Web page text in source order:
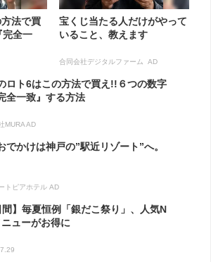
法で買
完全一
宝くじ当たる人だけがやって
いること、教えます
合同会社デジタルファーム AD
ロト6はこの方法で買え!!６つの数字
全一致』する方法
MURA AD
でかけは神戸の”駅近リゾート”へ。
トピアホテル AD
間】毎夏恒例「銀だこ祭り」、人気N
ューがお得に